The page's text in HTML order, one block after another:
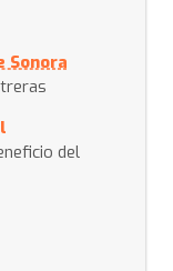
Sonora
del